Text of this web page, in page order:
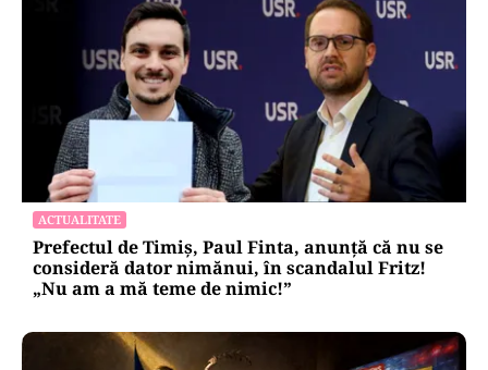
ACTUALITATE
Prefectul de Timiș, Paul Finta, anunță că nu se
consideră dator nimănui, în scandalul Fritz!
„Nu am a mă teme de nimic!”